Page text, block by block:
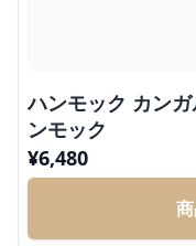
ハンモック カン
ンモック
¥6,480